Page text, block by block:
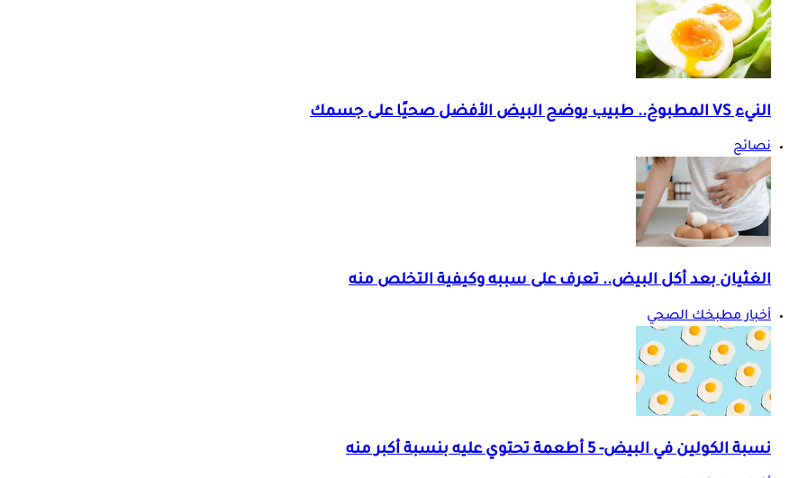
النيء VS المطبوخ.. طبيب يوضح البيض الأفضل صحيًا على جسمك
نصائح
الغثيان بعد أكل البيض.. تعرف على سببه وكيفية التخلص منه
أخبار مطبخك الصحي
نسبة الكولين في البيض- 5 أطعمة تحتوي عليه بنسبة أكبر منه